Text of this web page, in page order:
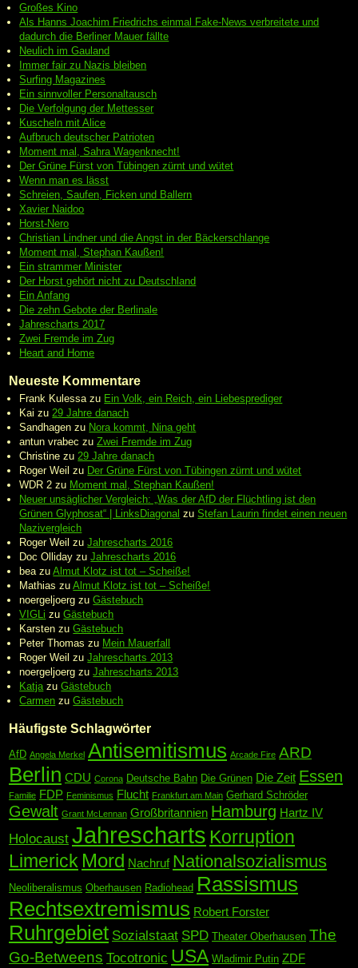
Großes Kino
Als Hanns Joachim Friedrichs einmal Fake-News verbreitete und
dadurch die Berliner Mauer fällte
Neulich im Gauland
Immer fair zu Nazis bleiben
Surfing Magazines
Ein sinnvoller Personaltausch
Die Verfolgung der Mettesser
Kuscheln mit Alice
Aufbruch deutscher Patrioten
Moment mal, Sahra Wagenknecht!
Der Grüne Fürst von Tübingen zürnt und wütet
Wenn man es lässt
Schreien, Saufen, Ficken und Ballern
Xavier Naidoo
Horst-Nero
Christian Lindner und die Angst in der Bäckerschlange
Moment mal, Stephan Kaußen!
Ein strammer Minister
Der Horst gehört nicht zu Deutschland
Ein Anfang
Die zehn Gebote der Berlinale
Jahrescharts 2017
Zwei Fremde im Zug
Heart and Home
Neueste Kommentare
Frank Kulessa zu Ein Volk, ein Reich, ein Liebesprediger
Kai zu 29 Jahre danach
Sandhagen zu Nora kommt, Nina geht
antun vrabec zuZwei Fremde im Zug
Christine zu 29 Jahre danach
Roger Weil zu Der Grüne Fürst von Tübingen zürnt und wütet
WDR 2 zu Moment mal, Stephan Kaußen!
Neuer unsäglicher Vergleich: „Was der AfD der Flüchtling ist den
Grünen Glyphosat“ | LinksDiagonal zuStefan Laurin findet einen neuen
Nazivergleich
Roger Weil zuJahrescharts 2016
Doc Olliday zuJahrescharts 2016
bea zuAlmut Klotz ist tot – Scheiße!
Mathias zuAlmut Klotz ist tot – Scheiße!
noergeljoerg zuGästebuch
VIGLi zuGästebuch
Karsten zuGästebuch
Peter Thomas zu Mein Mauerfall
Roger Weil zuJahrescharts 2013
noergeljoerg zuJahrescharts 2013
Katja zuGästebuch
Carmen zuGästebuch
Häufigste Schlagwörter
AfD Angela Merkel Antisemitismus Arcade Fire ARD
Berlin CDU Corona Deutsche Bahn Die Grünen Die Zeit Essen
Familie FDP Feminismus Flucht Frankfurt am Main Gerhard Schröder
Gewalt Grant McLennan Großbritannien Hamburg Hartz IV
Holocaust Jahrescharts Korruption
Limerick Mord Nachruf Nationalsozialismus
Neoliberalismus Oberhausen Radiohead Rassismus
Rechtsextremismus Robert Forster
Ruhrgebiet Sozialstaat SPD Theater Oberhausen The
Go-Betweens Tocotronic USA Wladimir Putin ZDF